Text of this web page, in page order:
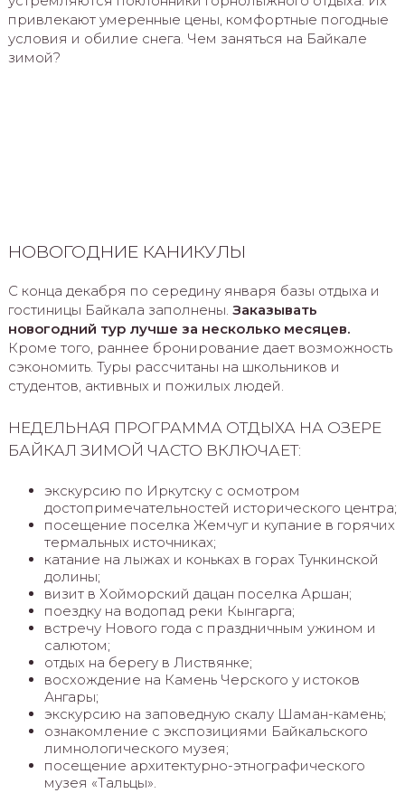
привлекают умеренные цены, комфортные погодные
условия и обилие снега. Чем заняться на Байкале
зимой?
НОВОГОДНИЕ КАНИКУЛЫ
С конца декабря по середину января базы отдыха и
гостиницы Байкала заполнены. Заказывать
новогодний тур лучше за несколько месяцев.
Кроме того, раннее бронирование дает возможность
сэкономить. Туры рассчитаны на школьников и
студентов, активных и пожилых людей.
НЕДЕЛЬНАЯ ПРОГРАММА ОТДЫХА НА ОЗЕРЕ
БАЙКАЛ ЗИМОЙ ЧАСТО ВКЛЮЧАЕТ:
экскурсию по Иркутску с осмотром
достопримечательностей исторического центра;
посещение поселка Жемчуг и купание в горячих
термальных источниках;
катание на лыжах и коньках в горах Тункинской
долины;
визит в Хойморский дацан поселка Аршан;
поездку на водопад реки Кынгарга;
встречу Нового года с праздничным ужином и
салютом;
отдых на берегу в Листвянке;
восхождение на Камень Черского у истоков
Ангары;
экскурсию на заповедную скалу Шаман-камень;
ознакомление с экспозициями Байкальского
лимнологического музея;
посещение архитектурно-этнографического
музея «Тальцы».